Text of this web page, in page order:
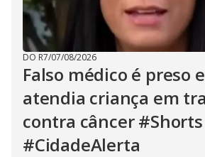
DO R7/07/08/2026
Falso médico é preso
atendia criança em
contra câncer #Shorts
#CidadeAlerta